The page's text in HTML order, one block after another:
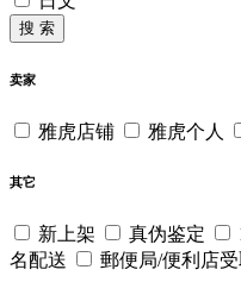
搜 索
卖家
雅虎店铺 雅虎个人
其它
新上架 真伪鉴定
名配送
郵便局/便利店受